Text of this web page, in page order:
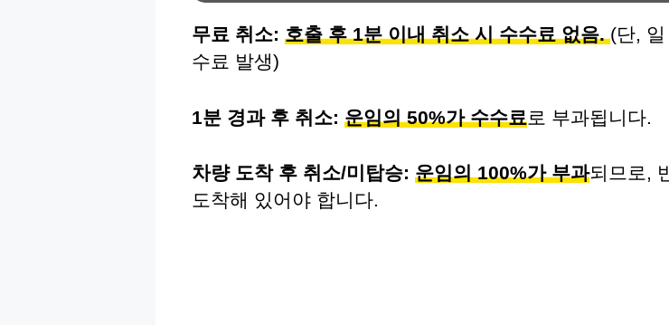
무료 취소: 호출 후 1분 이내 취소 시 수수료 없음. (단,
수료 발생)
1분 경과 후 취소: 운임의 50%가 수수료로 부과됩니다.
차량 도착 후 취소/미탑승: 운임의 100%가 부과되므로,
도착해 있어야 합니다.